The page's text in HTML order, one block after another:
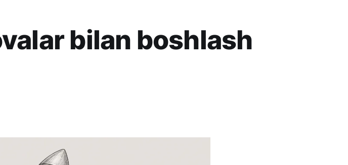
bilan boshlash